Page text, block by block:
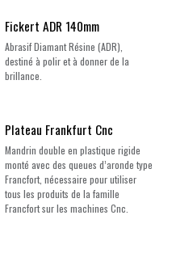
Fickert ADR 140mm
Abrasif Diamant Résine (ADR),
destiné à polir et à donner de la
brillance.
Plateau Frankfurt Cnc
Mandrin double en plastique rigide
monté avec des queues d’aronde type
Francfort, nécessaire pour utiliser
tous les produits de la famille
Francfort sur les machines Cnc.